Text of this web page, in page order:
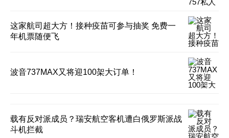
这家航司超大方！接种疫苗可参与抽奖 免费一
年机票随便飞
波音737MAX又将迎100架大订单！
载有反对派成员？瑞安航空客机遭白俄罗斯派战
斗机拦截